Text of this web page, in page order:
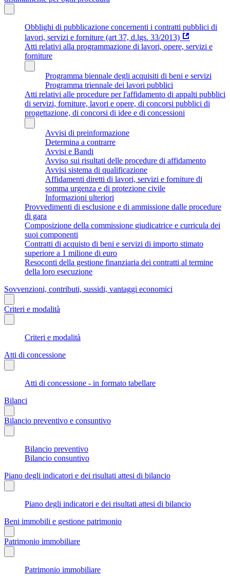
Obblighi di pubblicazione concernenti i contratti pubblici di
lavori, servizi e forniture (art 37, d.lgs. 33/2013)
Atti relativi alla programmazione di lavori, opere, servizi e
forniture
Programma biennale degli acquisiti di beni e servizi
Programma triennale dei lavori pubblici
Atti relativi alle procedure per l'affidamento di appalti pubblici
di servizi, forniture, lavori e opere, di concorsi pubblici di
progettazione, di concorsi di idee e di concessioni
Avvisi di preinformazione
Determina a contrarre
Avvisi e Bandi
Avviso sui risultati delle procedure di affidamento
Avvisi sistema di qualificazione
Affidamenti diretti di lavori, servizi e forniture di
somma urgenza e di protezione civile
Informazioni ulteriori
Provvedimenti di esclusione e di ammissione dalle procedure
di gara
Composizione della commissione giudicatrice e curricula dei
suoi componenti
Contratti di acquisto di beni e servizi di importo stimato
superiore a 1 milione di euro
Resoconti della gestione finanziaria dei contratti al termine
della loro esecuzione
Sovvenzioni, contributi, sussidi, vantaggi economici
Criteri e modalità
Criteri e modalità
Atti di concessione
Atti di concessione - in formato tabellare
Bilanci
Bilancio preventivo e consuntivo
Bilancio preventivo
Bilancio consuntivo
Piano degli indicatori e dei risultati attesi di bilancio
Piano degli indicatori e dei risultati attesi di bilancio
Beni immobili e gestione patrimonio
Patrimonio immobiliare
Patrimonio immobiliare